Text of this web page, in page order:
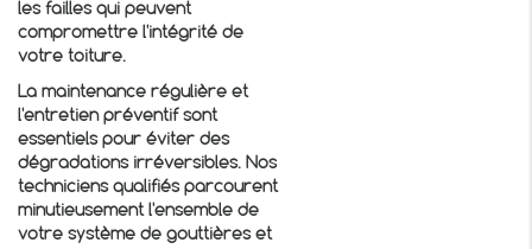
les failles qui peuvent
compromettre l'intégrité de
votre toiture.
La maintenance régulière et
l'entretien préventif sont
essentiels pour éviter des
dégradations irréversibles. Nos
techniciens qualifiés parcourent
minutieusement l'ensemble de
votre système de gouttières et